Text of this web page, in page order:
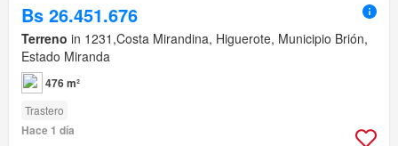
Bs 26.451.676
Terreno in 1231,Costa Mirandina, Higuerote, Municipio Brión,
Estado Miranda
476 m²
Trastero
Hace 1 día